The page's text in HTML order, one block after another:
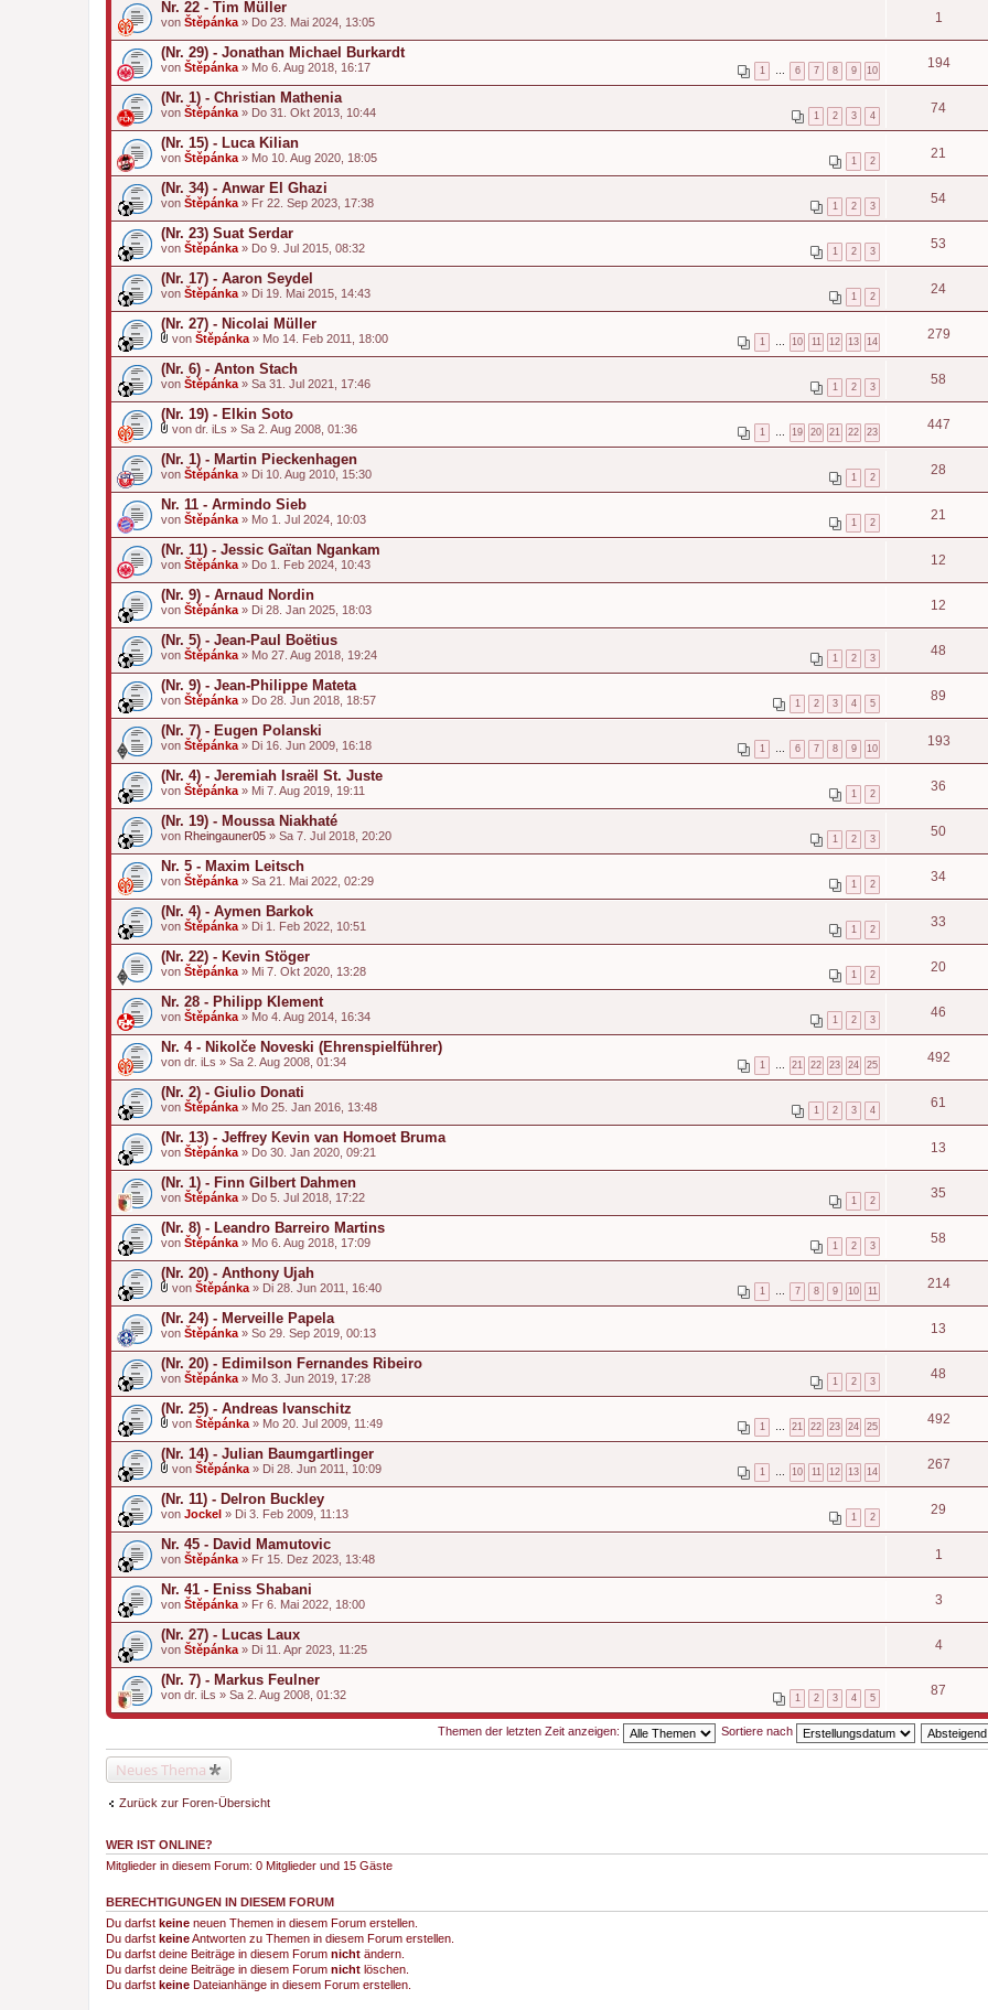
a
n
a
n
g
Nr. 22 - Tim Müller
von Štěpánka » Do 23. Mai 2024, 13:05 1
(Nr. 29) - Jonathan Michael Burkardt
1 6 7 8 9 10
von Štěpánka » Mo 6. Aug 2018, 16:17 194
(Nr. 1) - Christian Mathenia
1 2 3 4
von Štěpánka » Do 31. Okt 2013, 10:44 74
(Nr. 15) - Luca Kilian
1 2
von Štěpánka » Mo 10. Aug 2020, 18:05 21
(Nr. 34) - Anwar El Ghazi
1 2 3
von Štěpánka » Fr 22. Sep 2023, 17:38 54
(Nr. 23) Suat Serdar
1 2 3
von Štěpánka » Do 9. Jul 2015, 08:32 53
(Nr. 17) - Aaron Seydel
1 2
von Štěpánka » Di 19. Mai 2015, 14:43 24
(Nr. 27) - Nicolai Müller
1 10 11 12 13 14
a
t
e
i
a
n
a
n
g
von Štěpánka » Mo 14. Feb 2011, 18:00 279
(Nr. 6) - Anton Stach
1 2 3
von Štěpánka » Sa 31. Jul 2021, 17:46 58
(Nr. 19) - Elkin Soto
1 19 20 21 22 23
a
t
e
i
a
n
a
n
g
von dr. iLs » Sa 2. Aug 2008, 01:36 447
(Nr. 1) - Martin Pieckenhagen
1 2
von Štěpánka » Di 10. Aug 2010, 15:30 28
Nr. 11 - Armindo Sieb
1 2
von Štěpánka » Mo 1. Jul 2024, 10:03 21
(Nr. 11) - Jessic Gaïtan Ngankam
von Štěpánka » Do 1. Feb 2024, 10:43 12
(Nr. 9) - Arnaud Nordin
von Štěpánka » Di 28. Jan 2025, 18:03 12
(Nr. 5) - Jean-Paul Boëtius
1 2 3
von Štěpánka » Mo 27. Aug 2018, 19:24 48
(Nr. 9) - Jean-Philippe Mateta
1 2 3 4 5
von Štěpánka » Do 28. Jun 2018, 18:57 89
(Nr. 7) - Eugen Polanski
1 6 7 8 9 10
von Štěpánka » Di 16. Jun 2009, 16:18 193
(Nr. 4) - Jeremiah Israël St. Juste
1 2
von Štěpánka » Mi 7. Aug 2019, 19:11 36
(Nr. 19) - Moussa Niakhaté
1 2 3
von Rheingauner05 » Sa 7. Jul 2018, 20:20 50
Nr. 5 - Maxim Leitsch
1 2
von Štěpánka » Sa 21. Mai 2022, 02:29 34
(Nr. 4) - Aymen Barkok
1 2
von Štěpánka » Di 1. Feb 2022, 10:51 33
(Nr. 22) - Kevin Stöger
1 2
von Štěpánka » Mi 7. Okt 2020, 13:28 20
Nr. 28 - Philipp Klement
1 2 3
von Štěpánka » Mo 4. Aug 2014, 16:34 46
Nr. 4 - Nikolče Noveski (Ehrenspielführer)
1 21 22 23 24 25
von dr. iLs » Sa 2. Aug 2008, 01:34 492
(Nr. 2) - Giulio Donati
1 2 3 4
von Štěpánka » Mo 25. Jan 2016, 13:48 61
(Nr. 13) - Jeffrey Kevin van Homoet Bruma
von Štěpánka » Do 30. Jan 2020, 09:21 13
(Nr. 1) - Finn Gilbert Dahmen
1 2
von Štěpánka » Do 5. Jul 2018, 17:22 35
(Nr. 8) - Leandro Barreiro Martins
1 2 3
von Štěpánka » Mo 6. Aug 2018, 17:09 58
(Nr. 20) - Anthony Ujah
1 7 8 9 10 11
a
t
e
i
a
n
a
n
g
von Štěpánka » Di 28. Jun 2011, 16:40 214
(Nr. 24) - Merveille Papela
von Štěpánka » So 29. Sep 2019, 00:13 13
(Nr. 20) - Edimilson Fernandes Ribeiro
1 2 3
von Štěpánka » Mo 3. Jun 2019, 17:28 48
(Nr. 25) - Andreas Ivanschitz
1 21 22 23 24 25
a
t
e
i
a
n
a
n
g
von Štěpánka » Mo 20. Jul 2009, 11:49 492
(Nr. 14) - Julian Baumgartlinger
1 10 11 12 13 14
a
t
e
i
a
n
a
n
g
von Štěpánka » Di 28. Jun 2011, 10:09 267
(Nr. 11) - Delron Buckley
1 2
von Jockel » Di 3. Feb 2009, 11:13 29
Nr. 45 - David Mamutovic
von Štěpánka » Fr 15. Dez 2023, 13:48 1
Nr. 41 - Eniss Shabani
von Štěpánka » Fr 6. Mai 2022, 18:00 3
(Nr. 27) - Lucas Laux
von Štěpánka » Di 11. Apr 2023, 11:25 4
(Nr. 7) - Markus Feulner
1 2 3 4 5
von dr. iLs » Sa 2. Aug 2008, 01:32 87
Themen der letzten Zeit anzeigen: Sortiere nach
Neues Thema
Zurück zur Foren-Übersicht
WER IST ONLINE?
Mitglieder in diesem Forum: 0 Mitglieder und 15 Gäste
BERECHTIGUNGEN IN DIESEM FORUM
Du darfst keine neuen Themen in diesem Forum erstellen.
Du darfst keineAntworten zu Themen in diesem Forum erstellen.
Du darfst deine Beiträge in diesem Forum nicht ändern.
Du darfst deine Beiträge in diesem Forum nicht löschen.
Du darfst keine Dateianhänge in diesem Forum erstellen.